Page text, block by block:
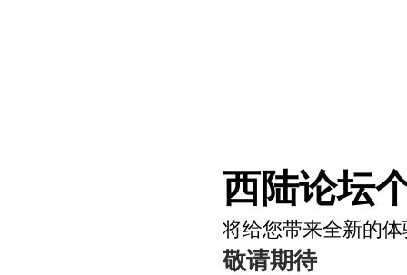
西陆论坛
将给您带来全新的体
敬请期待